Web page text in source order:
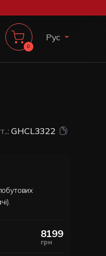
0
Рус
GHCL3322
8199
грн